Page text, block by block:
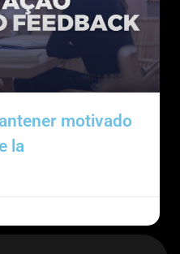
motivado
la